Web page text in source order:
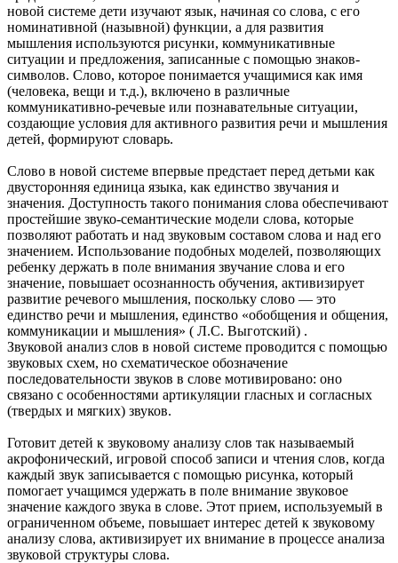
новой системе дети изучают язык, начиная со слова, с его
номинативной (назывной) функции, а для развития
мышления используются рисунки, коммуникативные
ситуации и предложения, записанные с помощью знаков-
символов. Слово, которое понимается учащимися как имя
(человека, вещи и т.д.), включено в различные
коммуникативно-речевые или познавательные ситуации,
создающие условия для активного развития речи и мышления
детей, формируют словарь.
Слово в новой системе впервые предстает перед детьми как
двусторонняя единица языка, как единство звучания и
значения. Доступность такого понимания слова обеспечивают
простейшие звуко-семантические модели слова, которые
позволяют работать и над звуковым составом слова и над его
значением. Использование подобных моделей, позволяющих
ребенку держать в поле внимания звучание слова и его
значение, повышает осознанность обучения, активизирует
развитие речевого мышления, поскольку слово — это
единство речи и мышления, единство «обобщения и общения,
коммуникации и мышления» ( Л.С. Выготский) .
Звуковой анализ слов в новой системе проводится с помощью
звуковых схем, но схематическое обозначение
последовательности звуков в слове мотивировано: оно
связано с особенностями артикуляции гласных и согласных
(твердых и мягких) звуков.
Готовит детей к звуковому анализу слов так называемый
акрофонический, игровой способ записи и чтения слов, когда
каждый звук записывается с помощью рисунка, который
помогает учащимся удержать в поле внимание звуковое
значение каждого звука в слове. Этот прием, используемый в
ограниченном объеме, повышает интерес детей к звуковому
анализу слова, активизирует их внимание в процессе анализа
звуковой структуры слова.